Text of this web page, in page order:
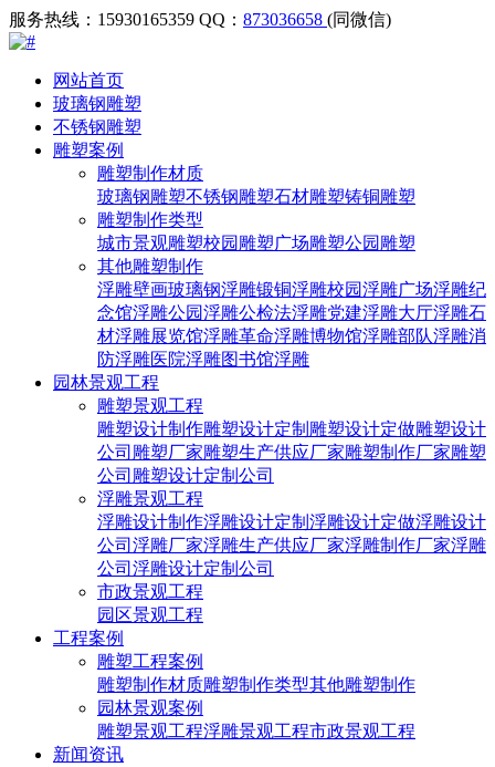
服务热线：15930165359 QQ： 873036658 (同微信)
网站首页
玻璃钢雕塑
不锈钢雕塑
雕塑案例
雕塑制作材质
玻璃钢雕塑不锈钢雕塑石材雕塑铸铜雕塑
雕塑制作类型
城市景观雕塑校园雕塑广场雕塑公园雕塑
其他雕塑制作
浮雕壁画玻璃钢浮雕锻铜浮雕校园浮雕广场浮雕纪
念馆浮雕公园浮雕公检法浮雕党建浮雕大厅浮雕石
材浮雕展览馆浮雕革命浮雕博物馆浮雕部队浮雕消
防浮雕医院浮雕图书馆浮雕
园林景观工程
雕塑景观工程
雕塑设计制作雕塑设计定制 雕塑设计定做雕塑设计
公司 雕塑厂家雕塑生产供应厂家雕塑制作厂家雕塑
公司 雕塑设计定制公司
浮雕景观工程
浮雕设计制作浮雕设计定制 浮雕设计定做浮雕设计
公司 浮雕厂家浮雕生产供应厂家浮雕制作厂家浮雕
公司 浮雕设计定制公司
市政景观工程
园区景观工程
工程案例
雕塑工程案例
雕塑制作材质雕塑制作类型其他雕塑制作
园林景观案例
雕塑景观工程浮雕景观工程市政景观工程
新闻资讯